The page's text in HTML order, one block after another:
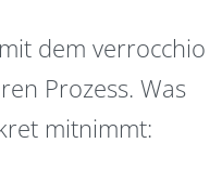
dem verrocchio
Prozess. Was
mitnimmt: